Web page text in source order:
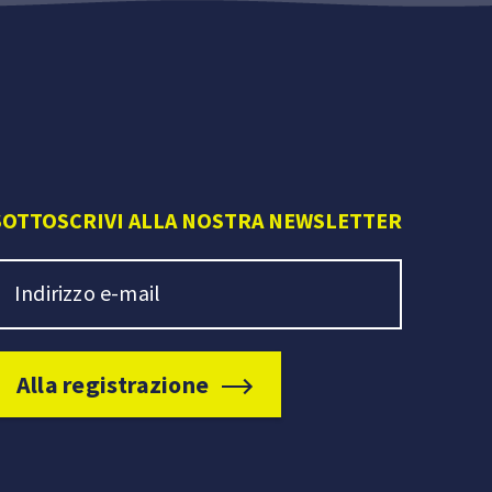
ALLA NOSTRA NEWSLETTER
Signup
e-mail
Alla registrazione